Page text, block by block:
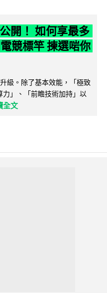
開！ 如何享最多
競標竿 揀選啱你
級。除了基本效能，「極致
」、「前瞻技術加持」以
全文